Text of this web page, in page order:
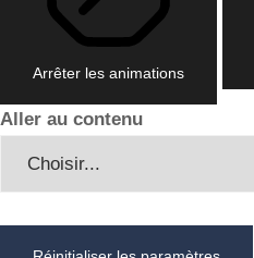
Arrêter les animations
Aller au contenu